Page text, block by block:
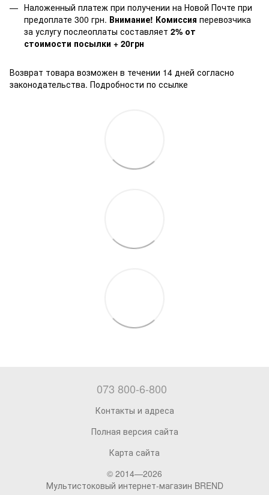
Наложенный платеж при получении на Новой Почте при
предоплате 300 грн. Внимание! Комиссия перевозчика
за услугу послеоплаты составляет 2% от
стоимости посылки + 20грн
Возврат товара возможен в течении 14 дней согласно
законодательства. Подробности по ссылке
073 800-6-800
Контакты и адреса
Полная версия сайта
Карта сайта
© 2014—2026
Мультистоковый интернет-магазин BREND